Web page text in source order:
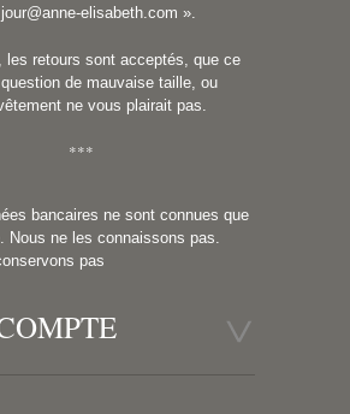
jour@anne-elisabeth.com ».
les retours sont acceptés, que ce
de mauvaise taille, ou
ne vous plairait pas.
***
bancaires ne sont connues que
Nous ne les connaissons pas.
pas